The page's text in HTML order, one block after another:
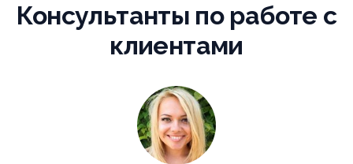
Консультанты по работе с
клиентами